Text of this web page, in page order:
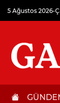
5 Ağustos 2026-